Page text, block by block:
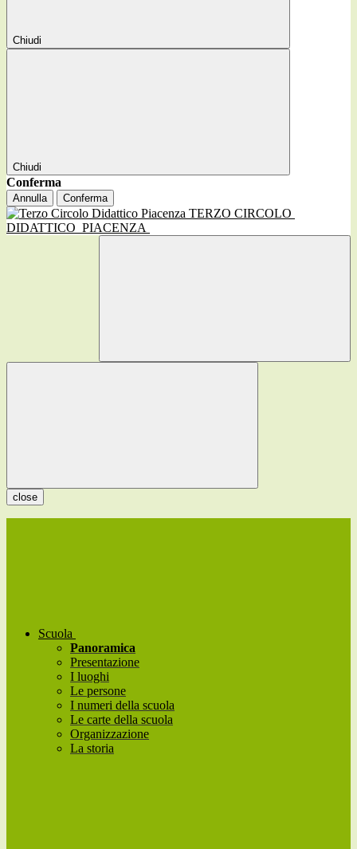
Chiudi
Chiudi
Conferma
Annulla Conferma
TERZO CIRCOLO
DIDATTICO PIACENZA
close
Scuola
Panoramica
Presentazione
I luoghi
Le persone
I numeri della scuola
Le carte della scuola
Organizzazione
La storia